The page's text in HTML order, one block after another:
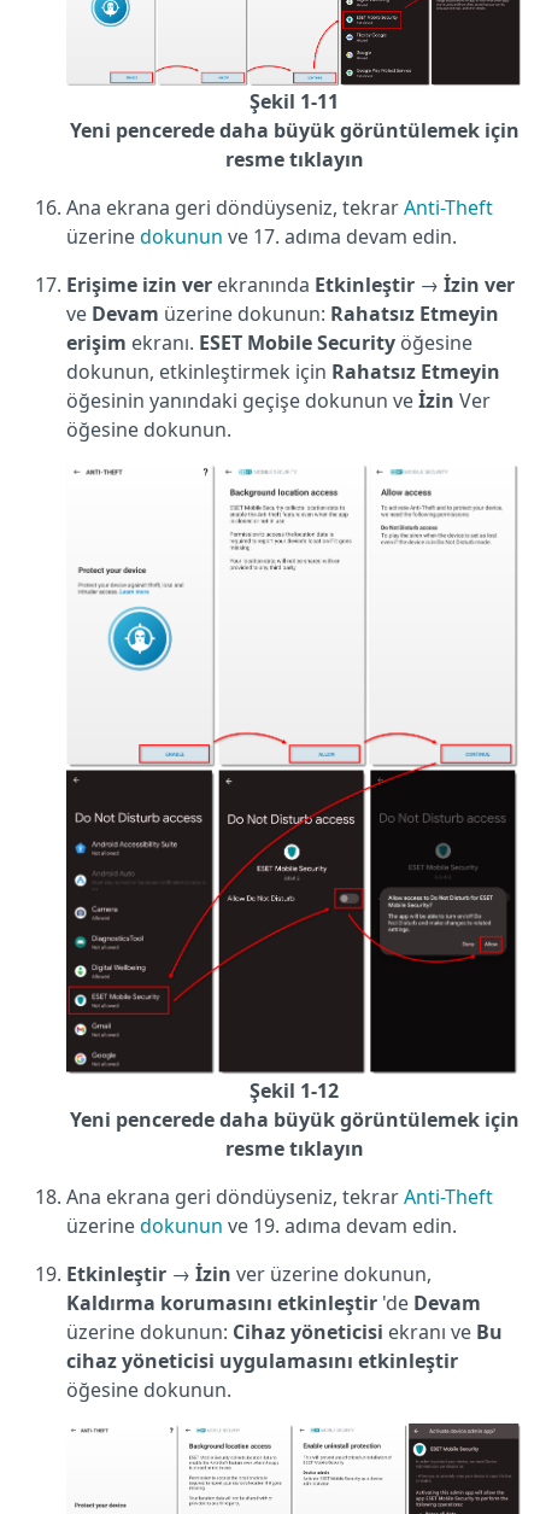
Şekil 1-11
Yeni pencerede daha büyük görüntülemek için
resme tıklayın
Ana ekrana geri döndüyseniz, tekrarAnti-Theft
üzerinedokunun ve 17. adıma devam edin.
Erişime izin ver ekranında Etkinleştir → İzin ver
ve Devam üzerine dokunun: Rahatsız Etmeyin
erişim ekranı. ESET Mobile Security öğesine
dokunun, etkinleştirmek için Rahatsız Etmeyin
öğesinin yanındaki geçişe dokunun veİzin Ver
öğesine dokunun.
Şekil 1-12
Yeni pencerede daha büyük görüntülemek için
resme tıklayın
Ana ekrana geri döndüyseniz, tekrarAnti-Theft
üzerinedokunun ve 19. adıma devam edin.
Etkinleştir → İzin ver üzerine dokunun,
Kaldırma korumasını etkinleştir 'de Devam
üzerine dokunun: Cihaz yöneticisi ekranı ve Bu
cihaz yöneticisi uygulamasını etkinleştir
öğesine dokunun.